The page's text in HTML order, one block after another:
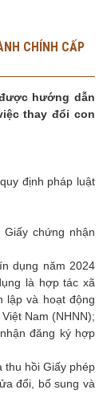
CHÍNH CẤP
hướng dẫn
thay đổi con
định pháp luật
chứng nhận
dụng năm 2024
là hợp tác xã
lập và hoạt động
Nam (NHNN);
đăng ký hợp
thu hồi Giấy phép
đổi, bổ sung và